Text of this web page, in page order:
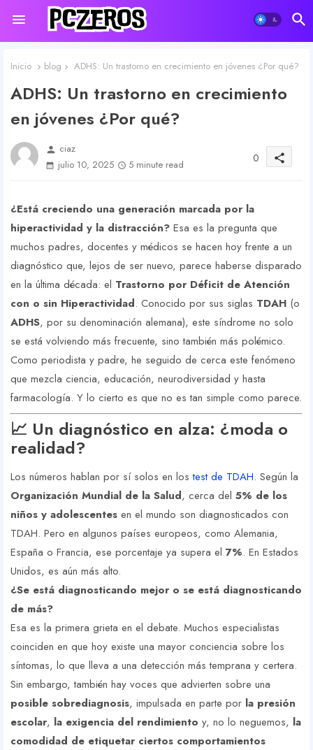
Inicio blog ADHS: Un trastorno en crecimiento en jóvenes ¿Por qué?
ADHS: Un trastorno en crecimiento
en jóvenes ¿Por qué?
person ciaz
julio 10, 2025
5 minute read 0 share
¿Está creciendo una generación marcada por la
hiperactividad y la distracción? Esa es la pregunta que
muchos padres, docentes y médicos se hacen hoy frente a un
diagnóstico que, lejos de ser nuevo, parece haberse disparado
en la última década: el Trastorno por Déficit de Atención
con o sin Hiperactividad. Conocido por sus siglas TDAH (o
ADHS, por su denominación alemana), este síndrome no solo
se está volviendo más frecuente, sino también más polémico.
Como periodista y padre, he seguido de cerca este fenómeno
que mezcla ciencia, educación, neurodiversidad y hasta
farmacología. Y lo cierto es que no es tan simple como parece.
📈 Un diagnóstico en alza: ¿moda o
realidad?
Los números hablan por sí solos en lostest de TDAH. Según la
Organización Mundial de la Salud, cerca del 5% de los
niños y adolescentes en el mundo son diagnosticados con
TDAH. Pero en algunos países europeos, como Alemania,
España o Francia, ese porcentaje ya supera el 7%. En Estados
Unidos, es aún más alto.
¿Se está diagnosticando mejor o se está diagnosticando
de más?
Esa es la primera grieta en el debate. Muchos especialistas
coinciden en que hoy existe una mayor conciencia sobre los
síntomas, lo que lleva a una detección más temprana y certera.
Sin embargo, también hay voces que advierten sobre una
posible sobrediagnosis, impulsada en parte por la presión
escolar, la exigencia del rendimiento y, no lo neguemos, la
comodidad de etiquetar ciertos comportamientos